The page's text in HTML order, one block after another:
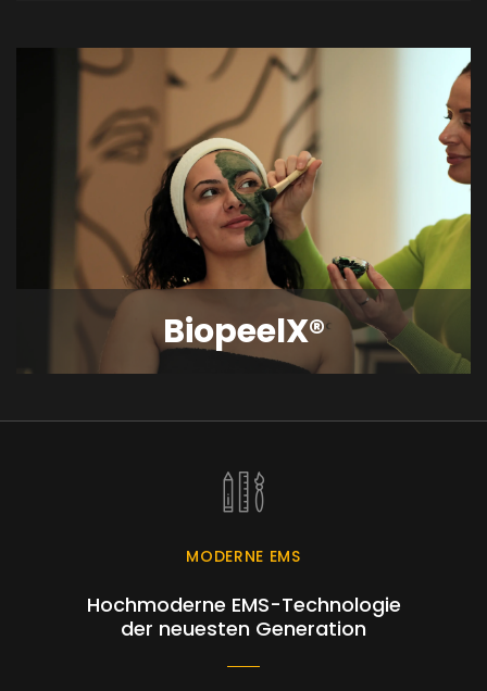
BiopeelX®
MODERNE EMS
Hochmoderne EMS-Technologie
der neuesten Generation